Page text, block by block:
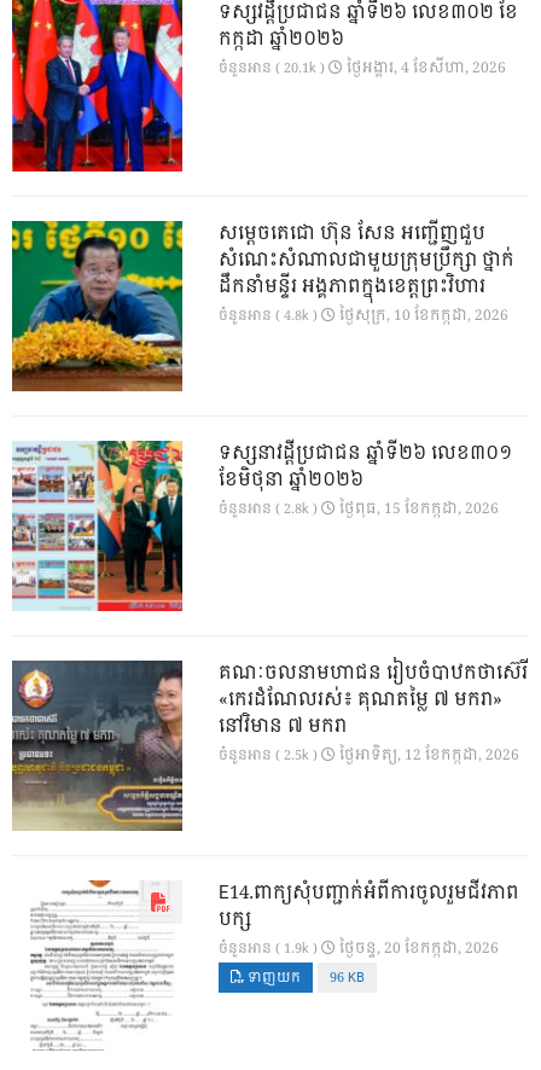
ទស្សវដ្តីប្រជាជន ឆ្នាំទី២៦ លេខ៣០២ ខែ
កក្កដា ឆ្នាំ២០២៦
ចំនួនអាន ( 20.1k ) ថ្ងៃ​អង្គារ, 4 ខែ​សីហា, 2026
សម្តេចតេជោ ហ៊ុន សែន អញ្ជើញជួប
សំណេះសំណាលជាមួយក្រុមប្រឹក្សា ថ្នាក់
ដឹកនាំមន្ទីរ អង្គភាពក្នុងខេត្តព្រះវិហារ
ចំនួនអាន ( 4.8k ) ថ្ងៃ​សុក្រ, 10 ខែ​កក្កដា, 2026
ទស្សនាវដ្ដីប្រជាជន ឆ្នាំទី២៦ លេខ៣០១
ខែមិថុនា ឆ្នាំ២០២៦
ចំនួនអាន ( 2.8k ) ថ្ងៃ​ពុធ, 15 ខែ​កក្កដា, 2026
គណៈចលនាមហាជន រៀបចំបាឋកថាស៊េរី
«កេរដំណែលរស់៖ គុណតម្លៃ ៧ មករា»
នៅវិមាន ៧ មករា
ចំនួនអាន ( 2.5k ) ថ្ងៃ​អាទិត្យ, 12 ខែ​កក្កដា, 2026
E14.ពាក្យសុំបញ្ជាក់អំពីការចូលរួមជីវភាព
បក្ស
ចំនួនអាន ( 1.9k ) ថ្ងៃ​ចន្ទ, 20 ខែ​កក្កដា, 2026
ទាញយក 96 KB